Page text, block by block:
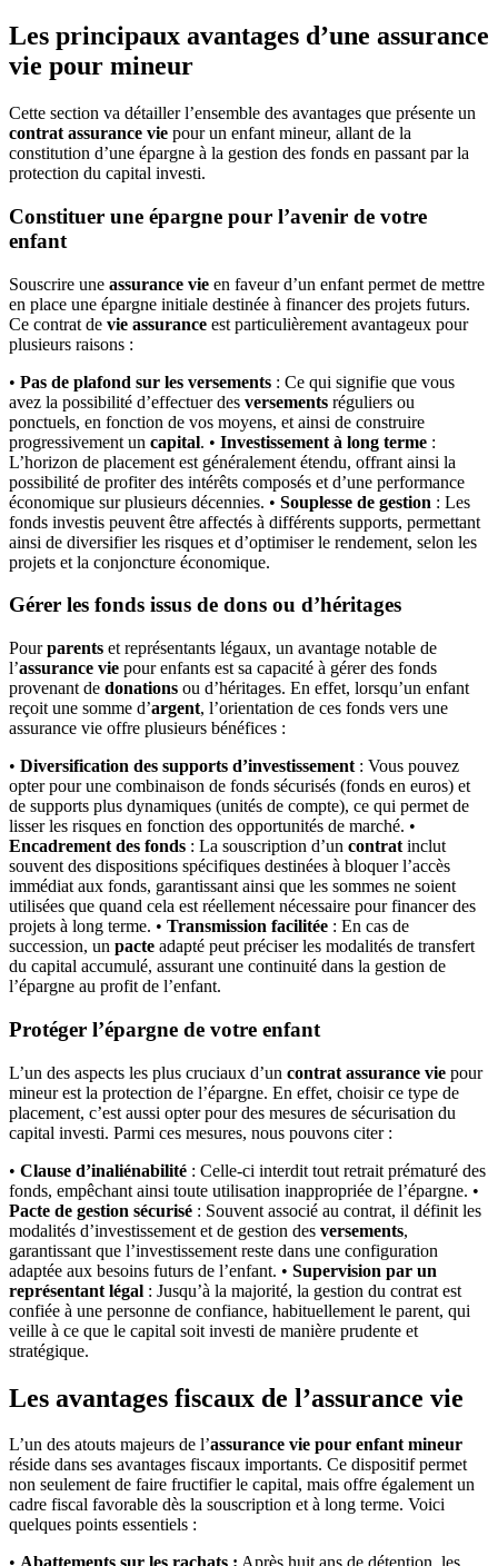
Les principaux avantages d’une assurance
vie pour mineur
Cette section va détailler l’ensemble des avantages que présente un
contrat assurance vie pour un enfant mineur, allant de la
constitution d’une épargne à la gestion des fonds en passant par la
protection du capital investi.
Constituer une épargne pour l’avenir de votre
enfant
Souscrire une assurance vie en faveur d’un enfant permet de mettre
en place une épargne initiale destinée à financer des projets futurs.
Ce contrat de vie assurance est particulièrement avantageux pour
plusieurs raisons :
• Pas de plafond sur les versements : Ce qui signifie que vous
avez la possibilité d’effectuer des versements réguliers ou
ponctuels, en fonction de vos moyens, et ainsi de construire
progressivement un capital. • Investissement à long terme :
L’horizon de placement est généralement étendu, offrant ainsi la
possibilité de profiter des intérêts composés et d’une performance
économique sur plusieurs décennies. • Souplesse de gestion : Les
fonds investis peuvent être affectés à différents supports, permettant
ainsi de diversifier les risques et d’optimiser le rendement, selon les
projets et la conjoncture économique.
Gérer les fonds issus de dons ou d’héritages
Pourparents et représentants légaux, un avantage notable de
l’assurance vie pour enfants est sa capacité à gérer des fonds
provenant de donations ou d’héritages. En effet, lorsqu’un enfant
reçoit une somme d’argent, l’orientation de ces fonds vers une
assurance vie offre plusieurs bénéfices :
• Diversification des supports d’investissement : Vous pouvez
opter pour une combinaison de fonds sécurisés (fonds en euros) et
de supports plus dynamiques (unités de compte), ce qui permet de
lisser les risques en fonction des opportunités de marché. •
Encadrement des fonds : La souscription d’un contrat inclut
souvent des dispositions spécifiques destinées à bloquer l’accès
immédiat aux fonds, garantissant ainsi que les sommes ne soient
utilisées que quand cela est réellement nécessaire pour financer des
projets à long terme. • Transmission facilitée : En cas de
succession, un pacte adapté peut préciser les modalités de transfert
du capital accumulé, assurant une continuité dans la gestion de
l’épargne au profit de l’enfant.
Protéger l’épargne de votre enfant
L’un des aspects les plus cruciaux d’un contrat assurance vie pour
mineur est la protection de l’épargne. En effet, choisir ce type de
placement, c’est aussi opter pour des mesures de sécurisation du
capital investi. Parmi ces mesures, nous pouvons citer :
• Clause d’inaliénabilité : Celle-ci interdit tout retrait prématuré des
fonds, empêchant ainsi toute utilisation inappropriée de l’épargne. •
Pacte de gestion sécurisé : Souvent associé au contrat, il définit les
modalités d’investissement et de gestion des versements,
garantissant que l’investissement reste dans une configuration
adaptée aux besoins futurs de l’enfant. • Supervision par un
représentant légal : Jusqu’à la majorité, la gestion du contrat est
confiée à une personne de confiance, habituellement le parent, qui
veille à ce que le capital soit investi de manière prudente et
stratégique.
Les avantages fiscaux de l’assurance vie
L’un des atouts majeurs de l’assurance vie pour enfant mineur
réside dans ses avantages fiscaux importants. Ce dispositif permet
non seulement de faire fructifier le capital, mais offre également un
cadre fiscal favorable dès la souscription et à long terme. Voici
quelques points essentiels :